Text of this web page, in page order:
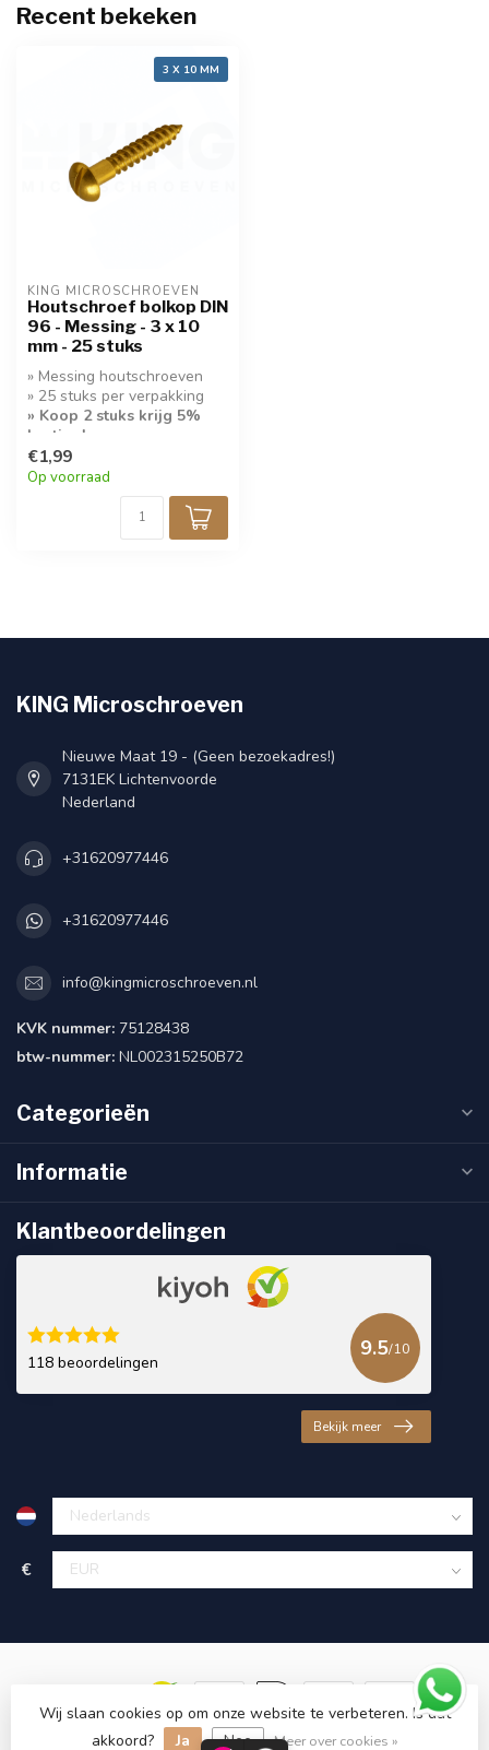
Recent bekeken
3 X 10 MM
KING MICROSCHROEVEN
Houtschroef bolkop DIN
96 - Messing - 3 x 10
mm - 25 stuks
» Messing houtschroeven
» 25 stuks per verpakking
» Koop 2 stuks krijg 5%
korting!
€1,99
Op voorraad
KING Microschroeven
Nieuwe Maat 19 - (Geen bezoekadres!)
7131EK Lichtenvoorde
Nederland
+31620977446
+31620977446
info@kingmicroschroeven.nl
KVK nummer: 75128438
btw-nummer: NL002315250B72
Categorieën
Informatie
Klantbeoordelingen
118 beoordelingen
9.5/10
Bekijk meer
€
© Copyright 2026 KING Microschroeven
Wij slaan cookies op om onze website te verbeteren. Is dat
akkoord?
Ja Nee Meer over cookies »